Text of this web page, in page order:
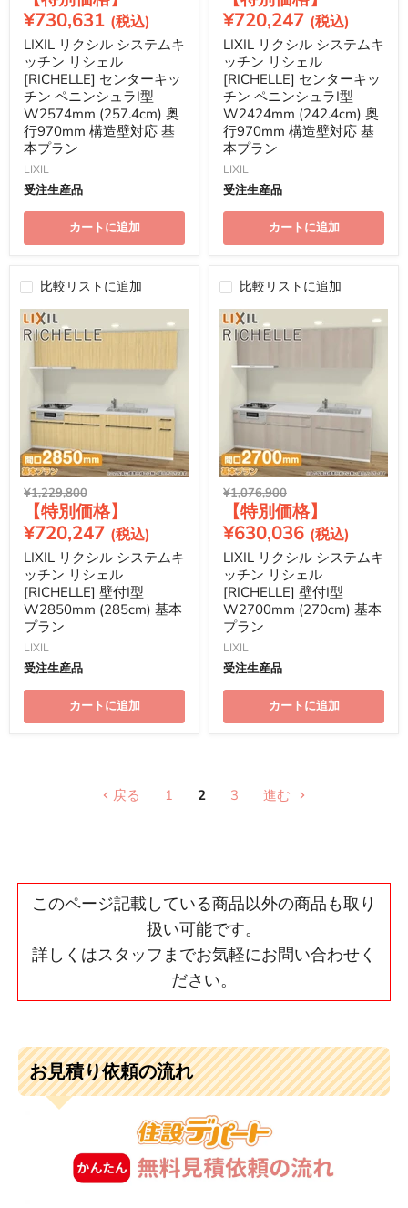
価
格
在
の
格
¥730,631
LIXIL リクシル システムキ
ッチン リシェル
[RICHELLE] センターキッ
チン ペニンシュラI型
W2574mm (257.4cm) 奥
行970mm 構造壁対応 基
本プラン
LIXIL
受注生産品
カートに追加
価
格
在
の
格
¥720,247
LIXIL リクシル システムキ
ッチン リシェル
[RICHELLE] センターキッ
チン ペニンシュラI型
W2424mm (242.4cm) 奥
行970mm 構造壁対応 基
本プラン
LIXIL
受注生産品
カートに追加
比較リストに追加
元
価
格
¥1,229,800
在
の
格
¥720,247
LIXIL リクシル システムキ
ッチン リシェル
[RICHELLE] 壁付I型
W2850mm (285cm) 基本
プラン
LIXIL
受注生産品
カートに追加
比較リストに追加
元
価
格
¥1,076,900
在
の
格
¥630,036
LIXIL リクシル システムキ
ッチン リシェル
[RICHELLE] 壁付I型
W2700mm (270cm) 基本
プラン
LIXIL
受注生産品
カートに追加
戻る 1 2 3 進む
このページ記載している商品以外の商品も取り
扱い可能です。
詳しくはスタッフまでお気軽にお問い合わせく
ださい。
お見積り依頼の流れ